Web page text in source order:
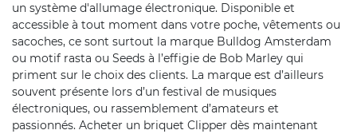
un système d'allumage électronique. Disponible et
accessible à tout moment dans votre poche, vêtements ou
sacoches, ce sont surtout la marque Bulldog Amsterdam
ou motif rasta ou Seeds à l’effigie de Bob Marley qui
priment sur le choix des clients. La marque est d’ailleurs
souvent présente lors d’un festival de musiques
électroniques, ou rassemblement d’amateurs et
passionnés. Acheter un briquet Clipper dès maintenant